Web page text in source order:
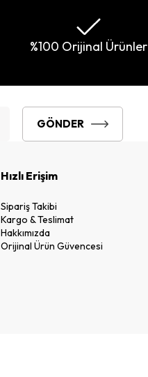
%100 Orijinal Ürünler
GÖNDER
Hızlı Erişim
Sipariş Takibi
Kargo & Teslimat
Hakkımızda
Orijinal Ürün Güvencesi